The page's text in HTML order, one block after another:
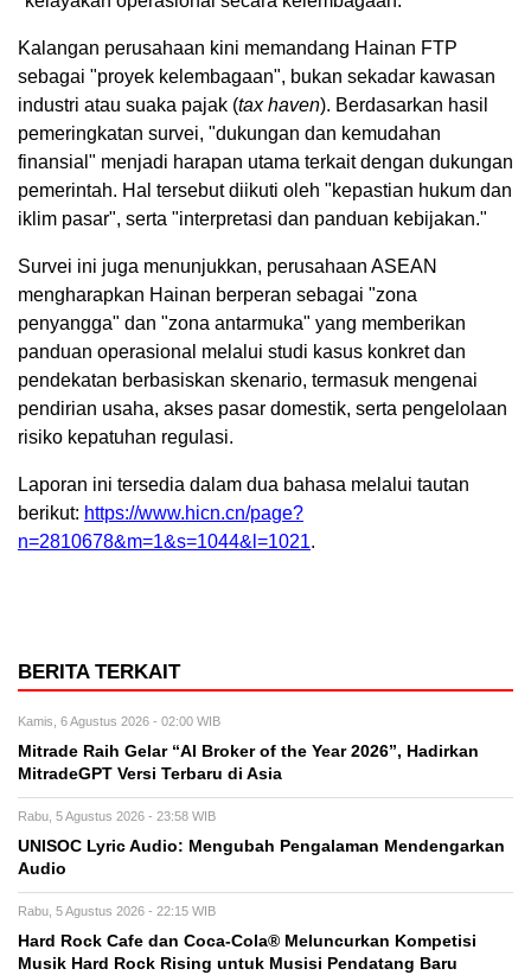
Kalangan perusahaan kini memandang Hainan FTP
sebagai "proyek kelembagaan", bukan sekadar kawasan
industri atau suaka pajak (tax haven). Berdasarkan hasil
pemeringkatan survei, "dukungan dan kemudahan
finansial" menjadi harapan utama terkait dengan dukungan
pemerintah. Hal tersebut diikuti oleh "kepastian hukum dan
iklim pasar", serta "interpretasi dan panduan kebijakan."
Survei ini juga menunjukkan, perusahaan ASEAN
mengharapkan Hainan berperan sebagai "zona
penyangga" dan "zona antarmuka" yang memberikan
panduan operasional melalui studi kasus konkret dan
pendekatan berbasiskan skenario, termasuk mengenai
pendirian usaha, akses pasar domestik, serta pengelolaan
risiko kepatuhan regulasi.
Laporan ini tersedia dalam dua bahasa melalui tautan
berikut: https://www.hicn.cn/page?
n=2810678&m=1&s=1044&l=1021.
BERITA TERKAIT
Kamis, 6 Agustus 2026 - 02:00 WIB
Mitrade Raih Gelar “AI Broker of the Year 2026”, Hadirkan
MitradeGPT Versi Terbaru di Asia
Rabu, 5 Agustus 2026 - 23:58 WIB
UNISOC Lyric Audio: Mengubah Pengalaman Mendengarkan
Audio
Rabu, 5 Agustus 2026 - 22:15 WIB
Hard Rock Cafe dan Coca-Cola® Meluncurkan Kompetisi
Musik Hard Rock Rising untuk Musisi Pendatang Baru